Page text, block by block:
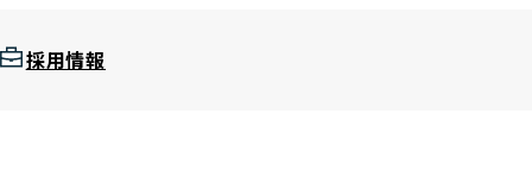
採用情報